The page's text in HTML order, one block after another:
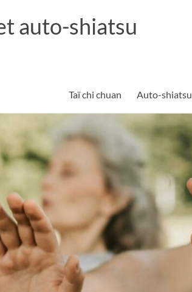
auto-shiatsu
Taï chi chuan Auto-shiatsu